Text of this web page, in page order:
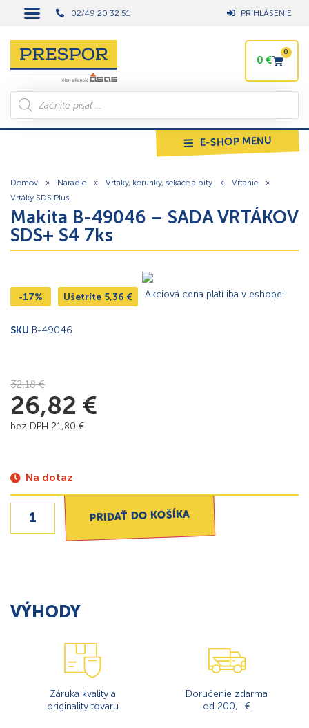
02/49 20 32 51 PRIHLÁSENIE
0 €
0
E-SHOP MENU
Domov » Náradie » Vrtáky, korunky, sekáče a bity » Vŕtanie
»
Vrtáky SDS Plus
Makita B-49046 – SADA VRTÁKOV
SDS+ S4 7ks
-17% Ušetríte 5,36 € Akciová cena platí iba v eshope!
SKU B-49046
32,18€
26,82 €
bez DPH 21,80 €
Na dotaz
PRIDAŤ DO KOŠÍKA
VÝHODY
Záruka kvality a
originality tovaru
Doručenie zdarma
od 200,- €